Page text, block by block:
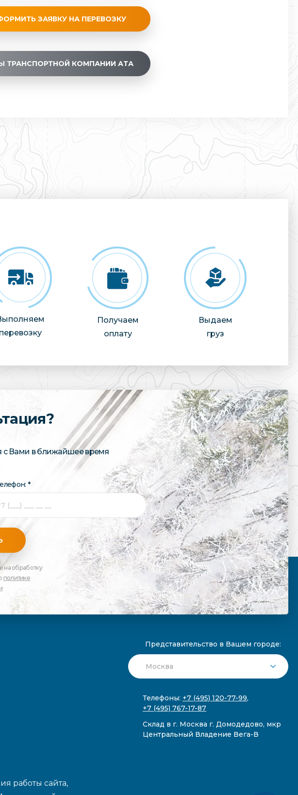
ЗАЯВКУ НА ПЕРЕВОЗКУ
ТРАНСПОРТНОЙ КОМПАНИИ АТА
перевозку
Получаем
оплату
Выдаем
груз
с Вами в ближайшее время
*
на обработку
политике
Представительство в Вашем городе:
Телефоны: +7 (495) 120-77-99,
+7 (495) 767-17-87
Склад в г. Москва г. Домодедово, мкр
Центральный Владение Вега-В
работы сайта,